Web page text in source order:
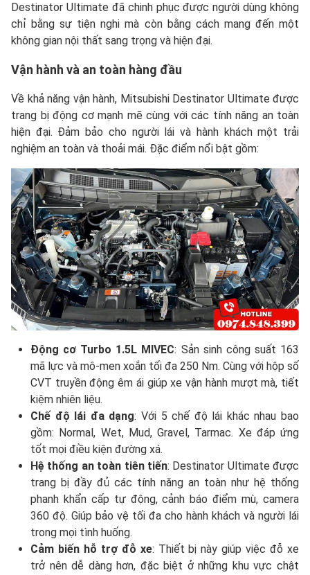
Destinator Ultimate đã chinh phục được người dùng không
chỉ bằng sự tiện nghi mà còn bằng cách mang đến một
không gian nội thất sang trọng và hiện đại.
Vận hành và an toàn hàng đầu
Về khả năng vận hành, Mitsubishi Destinator Ultimate được
trang bị động cơ mạnh mẽ cùng với các tính năng an toàn
hiện đại. Đảm bảo cho người lái và hành khách một trải
nghiệm an toàn và thoải mái. Đặc điểm nổi bật gồm:
Động cơ Turbo 1.5L MIVEC: Sản sinh công suất 163
mã lực và mô-men xoắn tối đa 250 Nm. Cùng với hộp số
CVT truyền động êm ái giúp xe vận hành mượt mà, tiết
kiệm nhiên liệu.
Chế độ lái đa dạng: Với 5 chế độ lái khác nhau bao
gồm: Normal, Wet, Mud, Gravel, Tarmac. Xe đáp ứng
tốt mọi điều kiện đường xá.
Hệ thống an toàn tiên tiến: Destinator Ultimate được
trang bị đầy đủ các tính năng an toàn như hệ thống
phanh khẩn cấp tự động, cảnh báo điểm mù, camera
360 độ. Giúp bảo vệ tối đa cho hành khách và người lái
trong mọi tình huống.
Cảm biến hỗ trợ đỗ xe: Thiết bị này giúp việc đỗ xe
trở nên dễ dàng hơn, đặc biệt ở những khu vực chật